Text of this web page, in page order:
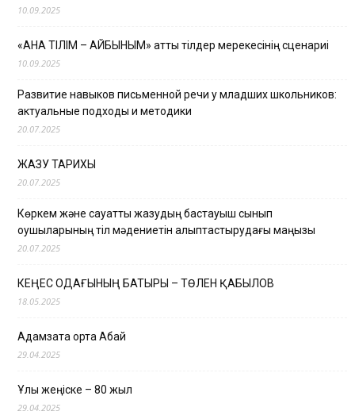
10.09.2025
«АНА ТІЛІМ – АЙБЫНЫМ» атты тілдер мерекесінің сценариі
10.09.2025
Развитие навыков письменной речи у младших школьников:
актуальные подходы и методики
20.07.2025
ЖАЗУ ТАРИХЫ
20.07.2025
Көркем және сауатты жазудың бастауыш сынып
оқушыларының тіл мәдениетін қалыптастырудағы маңызы
20.07.2025
КЕҢЕС ОДАҒЫНЫҢ БАТЫРЫ – ТӨЛЕН ҚАБЫЛОВ
18.05.2025
Адамзатқа ортақ Абай
29.04.2025
Ұлы жеңіске – 80 жыл
29.04.2025